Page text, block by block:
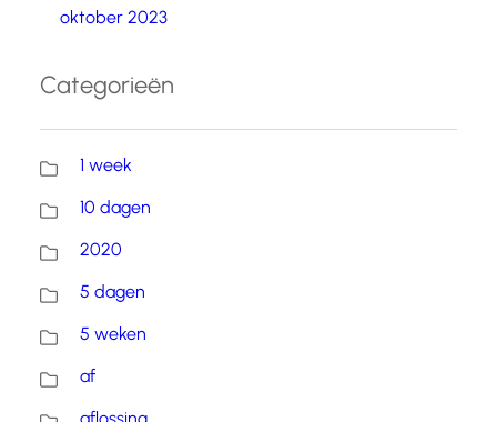
oktober 2023
Categorieën
1 week
10 dagen
2020
5 dagen
5 weken
af